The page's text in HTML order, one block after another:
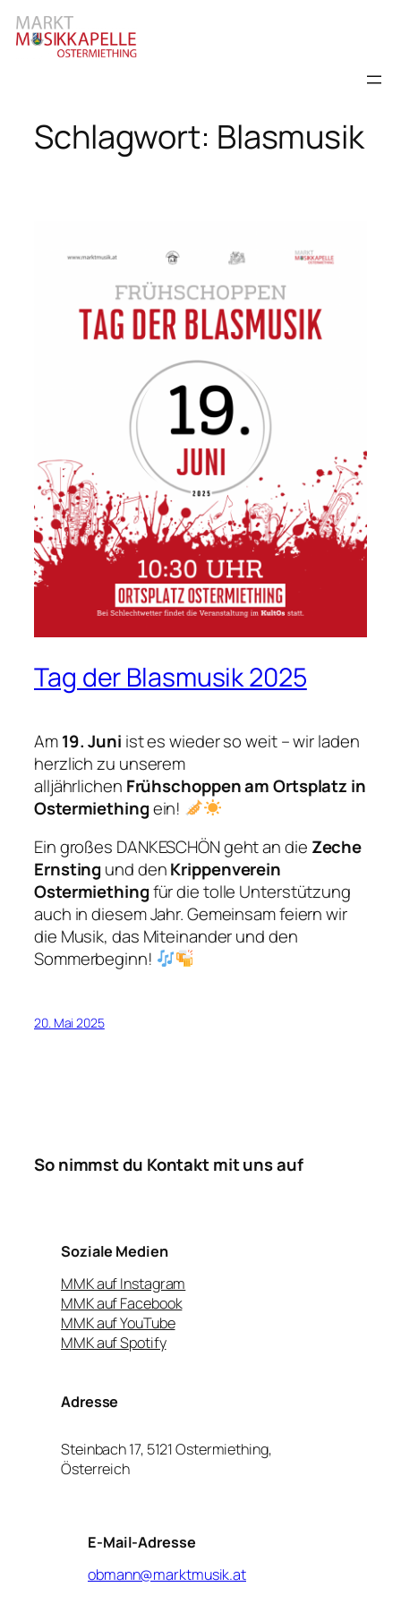
Zum
Inhalt
springen
Schlagwort: Blasmusik
Tag der Blasmusik 2025
Am19. Juni ist es wieder so weit – wir laden
herzlich zu unserem
alljährlichen Frühschoppen am Ortsplatz in
Ostermiethingein!
Ein großes DANKESCHÖN geht an die Zeche
Ernsting und denKrippenverein
Ostermiethingfür die tolle Unterstützung
auch in diesem Jahr. Gemeinsam feiern wir
die Musik, das Miteinander und den
Sommerbeginn!
20. Mai 2025
So nimmst du Kontakt mit uns auf
Soziale Medien
MMK auf Instagram
MMK auf Facebook
MMK auf YouTube
MMK auf Spotify
Adresse
Steinbach 17, 5121 Ostermiething,
Österreich
E-Mail-Adresse
obmann@marktmusik.at